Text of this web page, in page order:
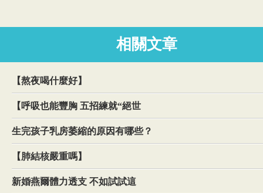
相關文章
【熬夜喝什麼好】
【呼吸也能豐胸 五招練就“絕世
生完孩子乳房萎縮的原因有哪些？
【肺結核嚴重嗎】
新婚燕爾體力透支 不如試試這